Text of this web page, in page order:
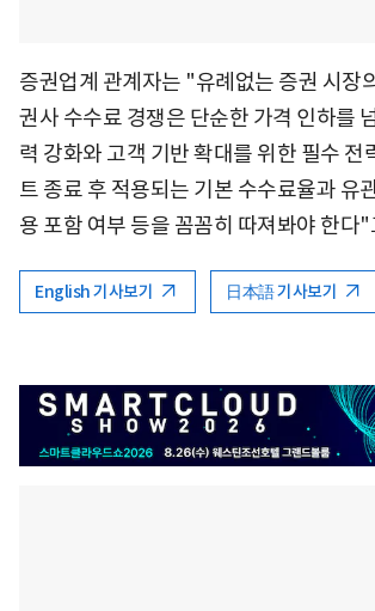
증권업계 관계자는 "유례없는 증권 시장
권사 수수료 경쟁은 단순한 가격 인하를
력 강화와 고객 기반 확대를 위한 필수
트 종료 후 적용되는 기본 수수료율과 유
용 포함 여부 등을 꼼꼼히 따져봐야 한다
English 기사보기 日本語 기사보기